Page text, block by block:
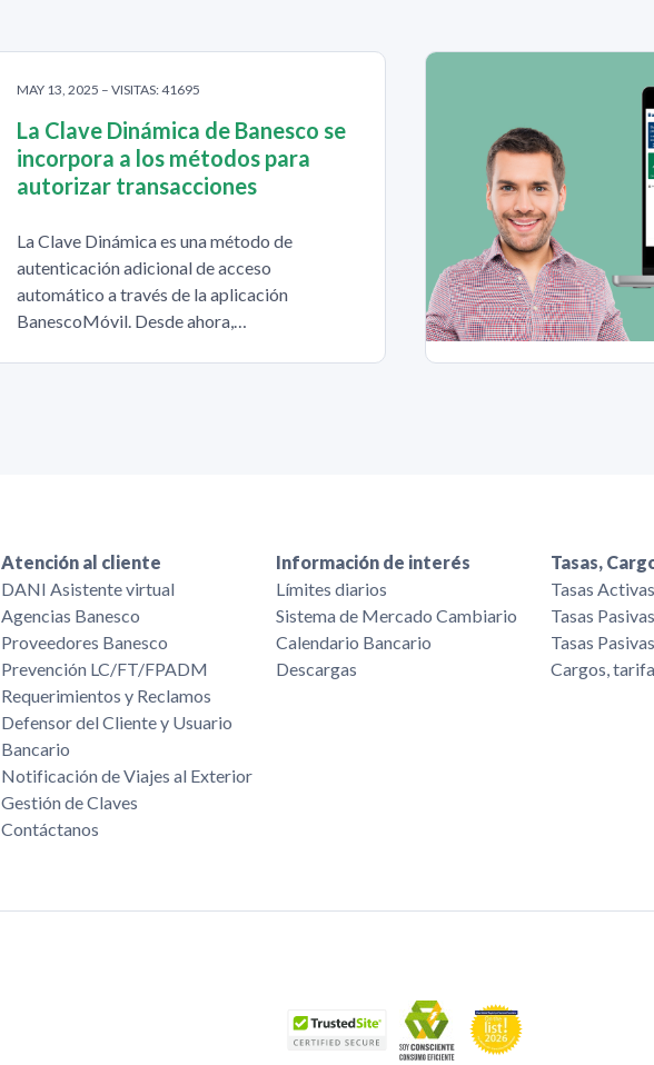
MAY 13, 2025 – VISITAS: 41695
La Clave Dinámica de Banesco se
incorpora a los métodos para
autorizar transacciones
La Clave Dinámica es una método de
autenticación adicional de acceso
automático a través de la aplicación
BanescoMóvil. Desde ahora,…
Atención al cliente
DANI Asistente virtual
Agencias Banesco
Proveedores Banesco
Prevención LC/FT/FPADM
Requerimientos y Reclamos
Defensor del Cliente y Usuario
Bancario
Notificación de Viajes al Exterior
Gestión de Claves
Contáctanos
Información de interés
Límites diarios
Sistema de Mercado Cambiario
Calendario Bancario
Descargas
Tasas,
Tasas Activas
Tasas
Tasas
Cargos,